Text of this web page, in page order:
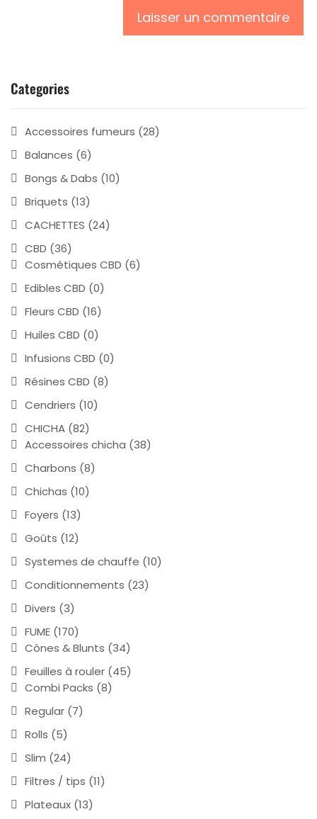
Categories
Accessoires fumeurs (28)
Balances (6)
Bongs & Dabs (10)
Briquets (13)
CACHETTES (24)
CBD (36)
Cosmétiques CBD (6)
Edibles CBD (0)
Fleurs CBD (16)
Huiles CBD (0)
Infusions CBD (0)
Résines CBD (8)
Cendriers (10)
CHICHA (82)
Accessoires chicha (38)
Charbons (8)
Chichas (10)
Foyers (13)
Goûts (12)
Systemes de chauffe (10)
Conditionnements (23)
Divers (3)
FUME (170)
Cônes & Blunts (34)
Feuilles à rouler (45)
Combi Packs (8)
Regular (7)
Rolls (5)
Slim (24)
Filtres / tips (11)
Plateaux (13)